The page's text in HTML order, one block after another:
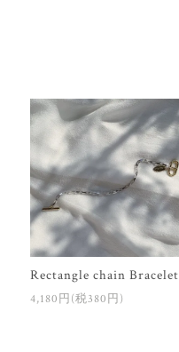
Rectangle chain Bracelet
4,180円(税380円)